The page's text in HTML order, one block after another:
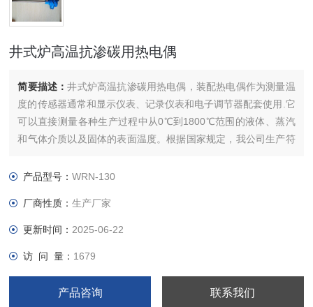
井式炉高温抗渗碳用热电偶
简要描述：井式炉高温抗渗碳用热电偶，装配热电偶作为测量温
度的传感器通常和显示仪表、记录仪表和电子调节器配套使用.它
可以直接测量各种生产过程中从0℃到1800℃范围的液体、蒸汽
和气体介质以及固体的表面温度。根据国家规定，我公司生产符
硅、镍铬－康铜、镍铬硅－镍硅等等的装配式热电偶。装配热电
产品型号：WRN-130
厂商性质：生产厂家
更新时间： 2025-06-22
访 问 量： 1679
产品咨询 联系我们